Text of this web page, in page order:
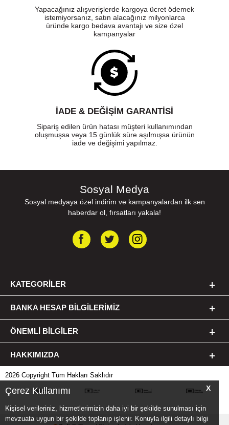
X
Çerez Kullanımı
Kişisel verileriniz, hizmetlerimizin daha iyi bir şekilde sunulması için
mevzuata uygun bir şekilde toplanıp işlenir. Konuyla ilgili detaylı bilgi
Yapacağınız alışverişlerde kargoya ücret ödemek
istemiyorsanız, satın alacağınız milyonlarca
üründe kargo bedava avantajı ve size özel
kampanyalar
İADE & DEĞİŞİM GARANTİSİ
Sipariş edilen ürün hatası müşteri kullanımından
oluşmuşsa veya 15 günlük süre aşılmışsa ürünün
iade ve değişimi yapılmaz.
Sosyal Medya
Sosyal medyaya özel indirim ve kampanyalardan ilk sen
haberdar ol, fırsatları yakala!
KATEGORILER
BANKA HESAP BILGILERIMIZ
ÖNEMLI BILGILER
HAKKIMIZDA
2026 Copyright Tüm Hakları Saklıdır